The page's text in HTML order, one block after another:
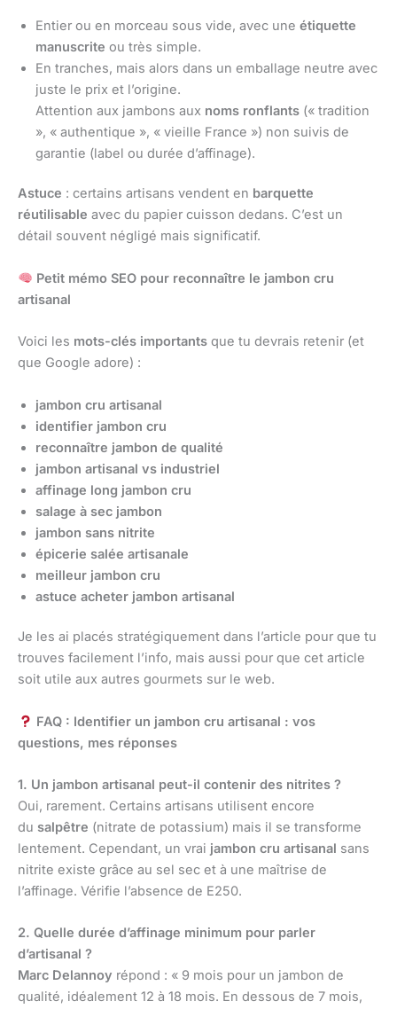
Entier ou en morceau sous vide, avec une étiquette
manuscrite ou très simple.
En tranches, mais alors dans un emballage neutre avec
juste le prix et l’origine.
Attention aux jambons aux noms ronflants (« tradition
», « authentique », « vieille France ») non suivis de
garantie (label ou durée d’affinage).
Astuce : certains artisans vendent en barquette
réutilisable avec du papier cuisson dedans. C’est un
détail souvent négligé mais significatif.
Petit mémo SEO pour reconnaître le jambon cru
artisanal
Voici les mots-clés importants que tu devrais retenir (et
que Google adore) :
jambon cru artisanal
identifier jambon cru
reconnaître jambon de qualité
jambon artisanal vs industriel
affinage long jambon cru
salage à sec jambon
jambon sans nitrite
épicerie salée artisanale
meilleur jambon cru
astuce acheter jambon artisanal
Je les ai placés stratégiquement dans l’article pour que tu
trouves facilement l’info, mais aussi pour que cet article
soit utile aux autres gourmets sur le web.
FAQ : Identifier un jambon cru artisanal : vos
questions, mes réponses
1. Un jambon artisanal peut-il contenir des nitrites ?
Oui, rarement. Certains artisans utilisent encore
du salpêtre (nitrate de potassium) mais il se transforme
lentement. Cependant, un vrai jambon cru artisanal sans
nitrite existe grâce au sel sec et à une maîtrise de
l’affinage. Vérifie l’absence de E250.
2. Quelle durée d’affinage minimum pour parler
d’artisanal ?
Marc Delannoy répond : « 9 mois pour un jambon de
qualité, idéalement 12 à 18 mois. En dessous de 7 mois,